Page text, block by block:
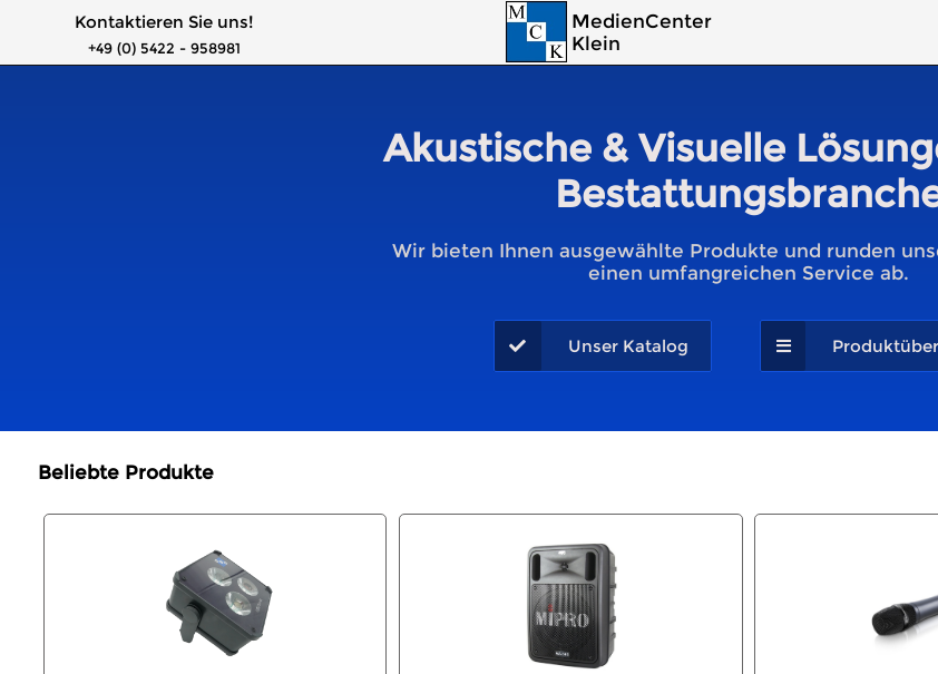
Kontaktieren Sie uns!
+49 (0) 5422 - 958981
MedienCenter
Klein
Akustische & Visuelle
Wir bieten Ihnen ausgewählte Produkte und runden
einen umfangreichen Service ab.
Unser Katalog
Beliebte Produkte